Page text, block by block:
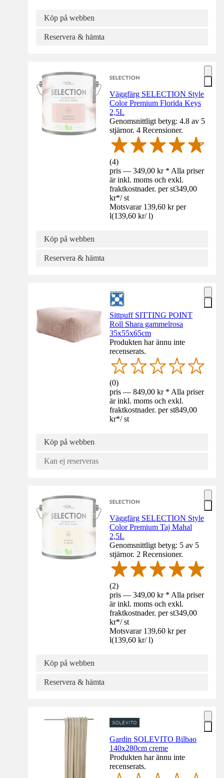
Köp på webben
Reservera & hämta
Väggfärg SELECTION Style
Color Premium Florida Keys
2,5L
Genomsnittligt betyg: 4.8 av 5
stjärnor. 4 Recensioner.
(4)
pris — 349,00 kr * Alla priser
är inkl. moms och exkl.
fraktkostnader. per st349,00
kr*/ st
Motsvarar 139,60 kr per
l(139,60 kr/ l)
Köp på webben
Reservera & hämta
Sittpuff SITTING POINT
Roll Shara gammelrosa
35x55x65cm
Produkten har ännu inte
recenserats.
(0)
pris — 849,00 kr * Alla priser
är inkl. moms och exkl.
fraktkostnader. per st849,00
kr*/ st
Köp på webben
Kan ej reserveras
Väggfärg SELECTION Style
Color Premium Taj Mahal
2,5L
Genomsnittligt betyg: 5 av 5
stjärnor. 2 Recensioner.
(2)
pris — 349,00 kr * Alla priser
är inkl. moms och exkl.
fraktkostnader. per st349,00
kr*/ st
Motsvarar 139,60 kr per
l(139,60 kr/ l)
Köp på webben
Reservera & hämta
Gardin SOLEVITO Bilbao
140x280cm creme
Produkten har ännu inte
recenserats.